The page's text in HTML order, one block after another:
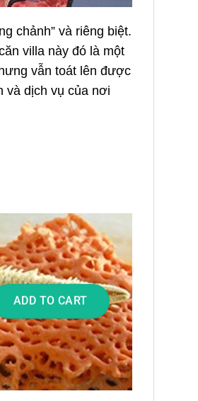
chảnh” và riêng biệt.
villa này đó là một
vẫn toát lên được
và dịch vụ của nơi
ADD TO CART